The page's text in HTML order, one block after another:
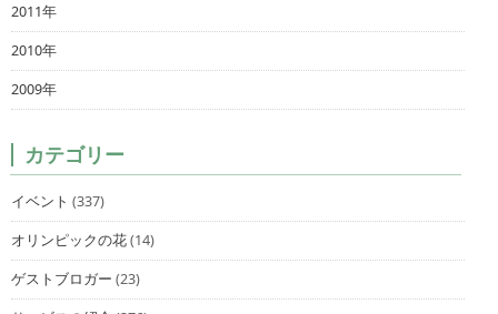
2011年
2010年
2009年
カテゴリー
イベント (337)
オリンピックの花(14)
ゲストブロガー (23)